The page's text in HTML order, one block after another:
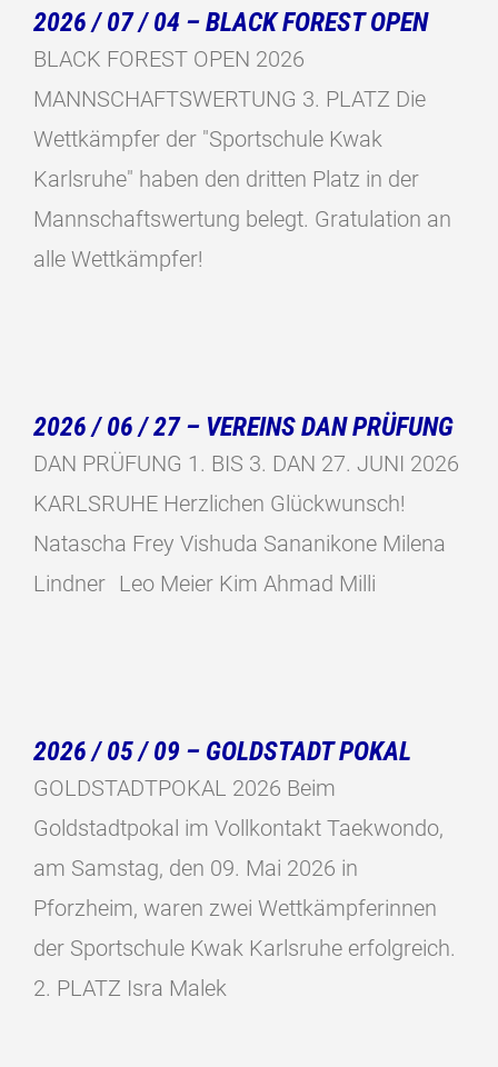
2026 / 07 / 04 – BLACK FOREST OPEN
BLACK FOREST OPEN 2026
MANNSCHAFTSWERTUNG 3. PLATZ Die
Wettkämpfer der "Sportschule Kwak
Karlsruhe" haben den dritten Platz in der
Mannschaftswertung belegt. Gratulation an
alle Wettkämpfer!
2026 / 06 / 27 – VEREINS DAN PRÜFUNG
DAN PRÜFUNG 1. BIS 3. DAN 27. JUNI 2026
KARLSRUHE Herzlichen Glückwunsch!
Natascha Frey Vishuda Sananikone Milena
Lindner Leo Meier Kim Ahmad Milli
2026 / 05 / 09 – GOLDSTADT POKAL
GOLDSTADTPOKAL 2026 Beim
Goldstadtpokal im Vollkontakt Taekwondo,
am Samstag, den 09. Mai 2026 in
Pforzheim, waren zwei Wettkämpferinnen
der Sportschule Kwak Karlsruhe erfolgreich.
2. PLATZ Isra Malek